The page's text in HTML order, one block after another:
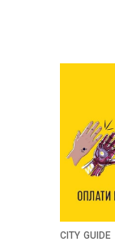
CITY GUIDE